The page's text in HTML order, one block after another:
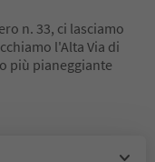
n. 33, ci lasciamo
l'Alta Via di
più pianeggiante